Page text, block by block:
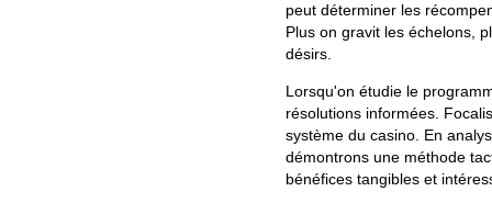
peut déterminer les
Plus on gravit les échelons,
désirs.
Lorsqu'on étudie le
résolutions informées.
système du casino. En
démontrons une méthode
bénéfices tangibles et